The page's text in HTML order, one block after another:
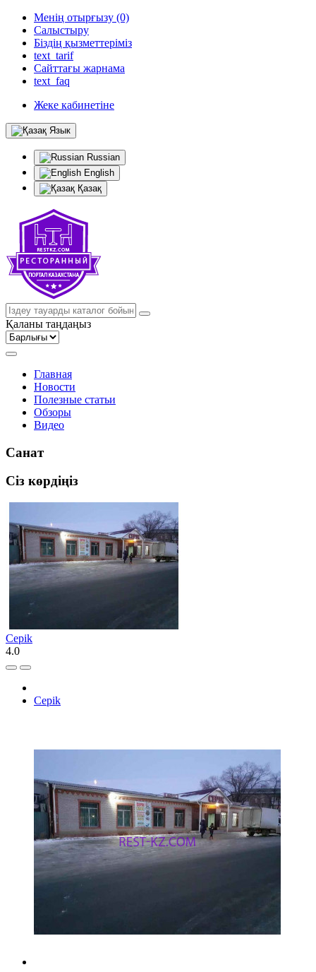
Менің отырғызу (0)
Салыстыру
Біздің қызметтеріміз
text_tarif
Сайттағы жарнама
text_faq
Жеке кабинетіне
Язык
Russian
English
Қазақ
Қаланы таңдаңыз
Главная
Новости
Полезные статьи
Обзоры
Видео
Санат
Сіз көрдіңіз
Cepik
4.0
Cepik